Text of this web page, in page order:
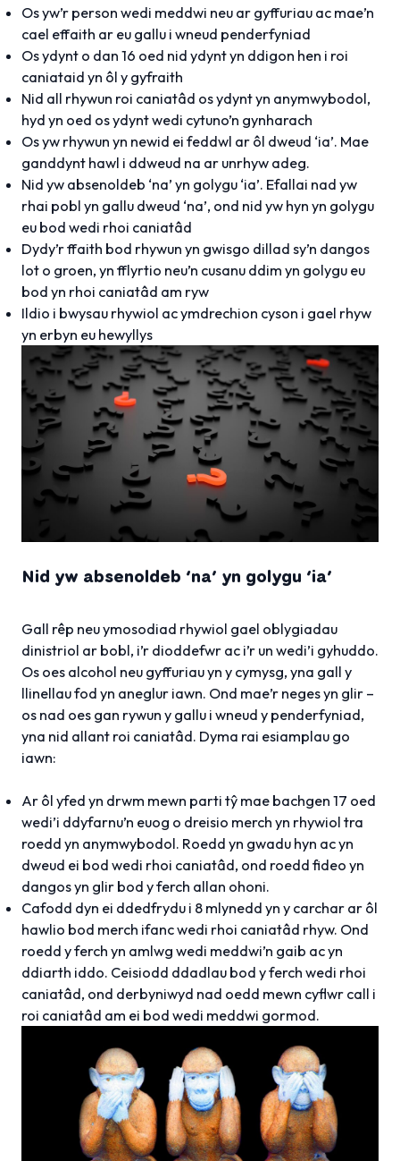
Os yw’r person wedi meddwi neu ar gyffuriau ac mae’n
cael effaith ar eu gallu i wneud penderfyniad
Os ydynt o dan 16 oed nid ydynt yn ddigon hen i roi
caniataid yn ôl y gyfraith
Nid all rhywun roi caniatâd os ydynt yn anymwybodol,
hyd yn oed os ydynt wedi cytuno’n gynharach
Os yw rhywun yn newid ei feddwl ar ôl dweud ‘ia’. Mae
ganddynt hawl i ddweud na ar unrhyw adeg.
Nid yw absenoldeb ‘na’ yn golygu ‘ia’. Efallai nad yw
rhai pobl yn gallu dweud ‘na’, ond nid yw hyn yn golygu
eu bod wedi rhoi caniatâd
Dydy’r ffaith bod rhywun yn gwisgo dillad sy’n dangos
lot o groen, yn fflyrtio neu’n cusanu ddim yn golygu eu
bod yn rhoi caniatâd am ryw
Ildio i bwysau rhywiol ac ymdrechion cyson i gael rhyw
yn erbyn eu hewyllys
Nid yw absenoldeb ‘na’ yn golygu ‘ia’
Gall rêp neu ymosodiad rhywiol gael oblygiadau
dinistriol ar bobl, i’r dioddefwr ac i’r un wedi’i gyhuddo.
Os oes alcohol neu gyffuriau yn y cymysg, yna gall y
llinellau fod yn aneglur iawn. Ond mae’r neges yn glir –
os nad oes gan rywun y gallu i wneud y penderfyniad,
yna nid allant roi caniatâd. Dyma rai esiamplau go
iawn:
Ar ôl yfed yn drwm mewn parti tŷ mae bachgen 17 oed
wedi’i ddyfarnu’n euog o dreisio merch yn rhywiol tra
roedd yn anymwybodol. Roedd yn gwadu hyn ac yn
dweud ei bod wedi rhoi caniatâd, ond roedd fideo yn
dangos yn glir bod y ferch allan ohoni.
Cafodd dyn ei ddedfrydu i 8 mlynedd yn y carchar ar ôl
hawlio bod merch ifanc wedi rhoi caniatâd rhyw. Ond
roedd y ferch yn amlwg wedi meddwi’n gaib ac yn
ddiarth iddo. Ceisiodd ddadlau bod y ferch wedi rhoi
caniatâd, ond derbyniwyd nad oedd mewn cyflwr call i
roi caniatâd am ei bod wedi meddwi gormod.